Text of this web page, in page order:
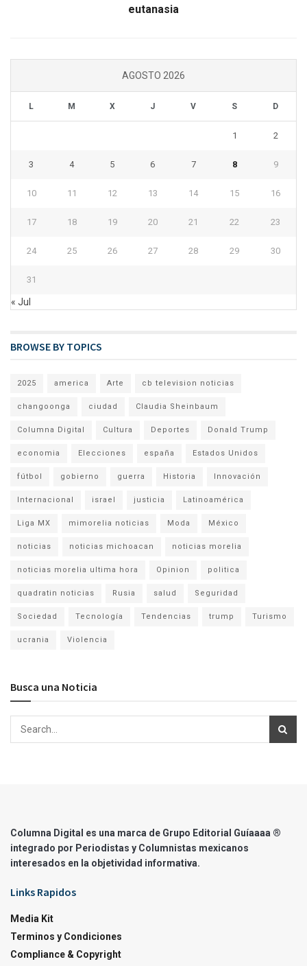
eutanasia
AGOSTO 2026
L M X J V S D
1 2
3 4 5 6 7 8 9
10 11 12 13 14 15 16
17 18 19 20 21 22 23
24 25 26 27 28 29 30
31
« Jul
BROWSE BY TOPICS
2025 america Arte cb television noticias
changoonga ciudad Claudia Sheinbaum
Columna Digital Cultura Deportes Donald Trump
economia Elecciones españa Estados Unidos
fútbol gobierno guerra Historia Innovación
Internacional israel justicia Latinoamérica
Liga MX mimorelia noticias Moda México
noticias noticias michoacan noticias morelia
noticias morelia ultima hora Opinion politica
quadratin noticias Rusia salud Seguridad
Sociedad Tecnología Tendencias trump Turismo
ucrania Violencia
Busca una Noticia
Columna Digital es una marca de Grupo Editorial Guíaaaa ®
integrado por Periodistas y Columnistas mexicanos
interesados en la objetividad informativa.
Links Rapidos
Media Kit
Terminos y Condiciones
Compliance & Copyright